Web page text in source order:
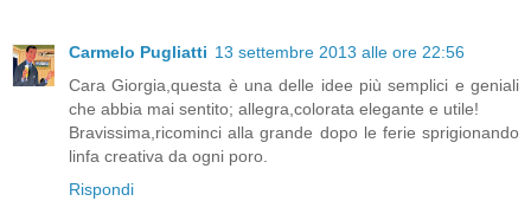
Carmelo Pugliatti 13 settembre 2013 alle ore 22:56
Cara Giorgia,questa è una delle idee più semplici e geniali
che abbia mai sentito; allegra,colorata elegante e utile!
Bravissima,ricominci alla grande dopo le ferie sprigionando
linfa creativa da ogni poro.
Rispondi